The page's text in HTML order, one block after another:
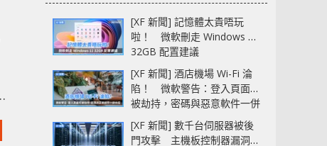
[XF 新聞] 記憶體太貴唔玩
啦！ 微軟刪走 Windows 11
32GB 配置建議
[XF 新聞] 酒店機場 Wi-Fi 淪
陷！ 微軟警告：登入頁面可
被劫持，密碼與惡意軟件一併
中招
[XF 新聞] 數千台伺服器被後
門攻擊 主機板控制器漏洞部